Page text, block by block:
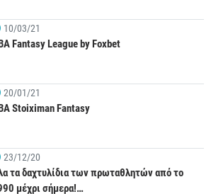
10/03/21
Fantasy League by Foxbet
20/01/21
Stoiximan Fantasy
23/12/20
τα δαχτυλίδια των πρωταθλητών από το
μέχρι σήμερα!…